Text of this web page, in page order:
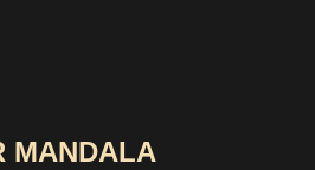
MANDALA